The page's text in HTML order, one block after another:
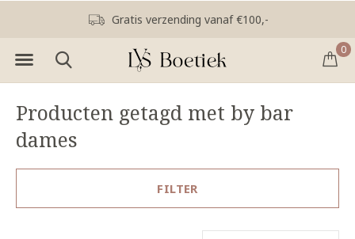
0
Gratis verzending vanaf €100,-
Producten getagd met by bar
dames
FILTER